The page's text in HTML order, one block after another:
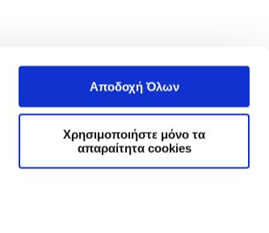
Αποδοχή Όλων
Χρησιμοποιήστε μόνο τα
απαραίτητα cookies